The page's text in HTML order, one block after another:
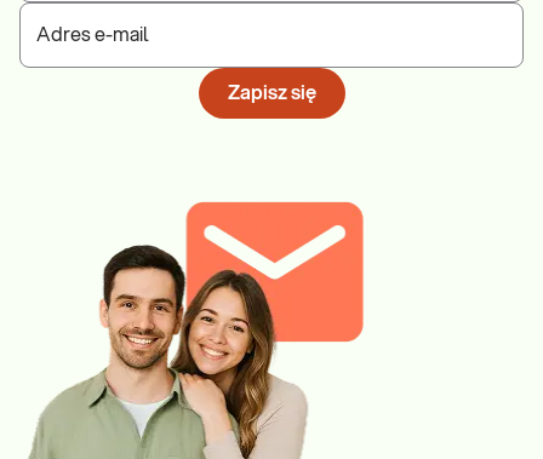
Adres e-mail
Zapisz się